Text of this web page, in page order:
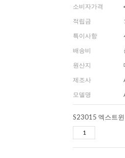
소비자가격
적립금
특이사항
배송비
원산지
제조사
모델명
S23015 엑스트윈